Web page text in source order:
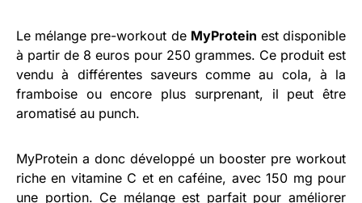
Le mélange pre-workout de MyProtein est disponible
à partir de 8 euros pour 250 grammes. Ce produit est
vendu à différentes saveurs comme au cola, à la
framboise ou encore plus surprenant, il peut être
aromatisé au punch.
MyProtein a donc développé un booster pre workout
riche en vitamine C et en caféine, avec 150 mg pour
une portion. Ce mélange est parfait pour améliorer